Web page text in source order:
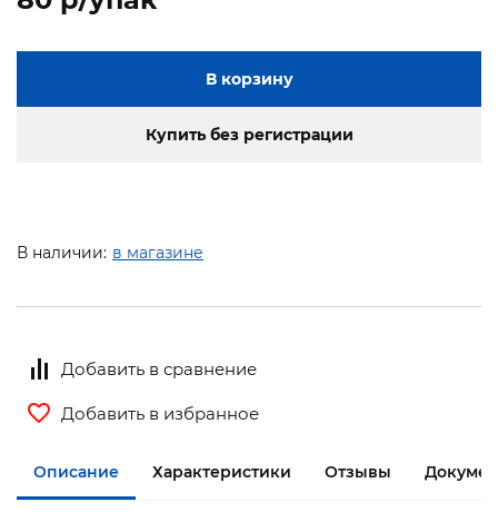
В корзину
Купить без регистрации
В наличии: в магазине
Добавить в сравнение
Добавить в избранное
Описание Характеристики Отзывы